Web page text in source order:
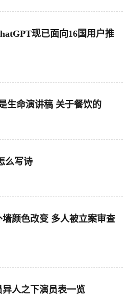
现已面向16国用户推
生命演讲稿 关于餐饮的
么写诗
颜色改变 多人被立案审查
人之下演员表一览